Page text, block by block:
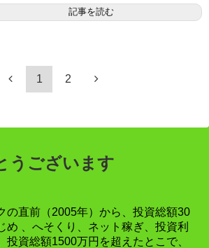
記事を読む
1 2
うございます
の直前（2005年）から、投資総額30
め 、へそくり、ネット稼ぎ、投資利
投資総額1500万円を超えたとこで、